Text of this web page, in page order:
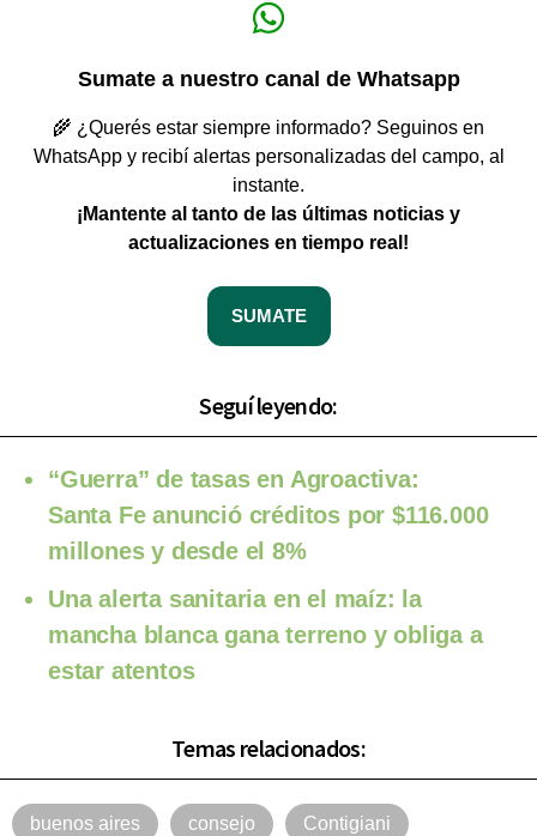
Sumate a nuestro canal de Whatsapp
🌾 ¿Querés estar siempre informado? Seguinos en
WhatsApp y recibí alertas personalizadas del campo, al
instante.
¡Mantente al tanto de las últimas noticias y
actualizaciones en tiempo real!
SUMATE
Seguí leyendo:
“Guerra” de tasas en Agroactiva:
Santa Fe anunció créditos por $116.000
millones y desde el 8%
Una alerta sanitaria en el maíz: la
mancha blanca gana terreno y obliga a
estar atentos
Temas relacionados:
buenos aires consejo Contigiani